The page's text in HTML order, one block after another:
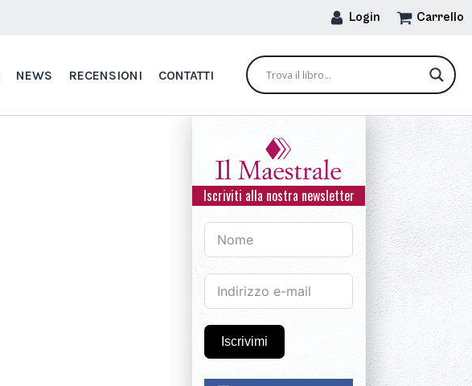
Login Carrello
NEWS RECENSIONI CONTATTI
Iscriviti alla nostra newsletter
Iscrivimi